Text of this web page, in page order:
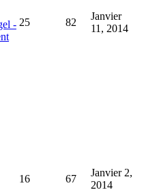
25 82
Janvier
11, 2014
16 67
Janvier 2,
2014